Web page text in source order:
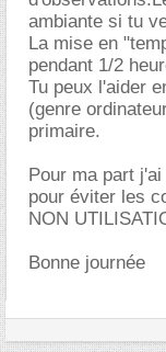
ambiante si tu
La mise en
pendant 1/2
Tu peux l'aider
(genre
primaire.
Pour ma part
pour éviter les
NON
Bonne journée